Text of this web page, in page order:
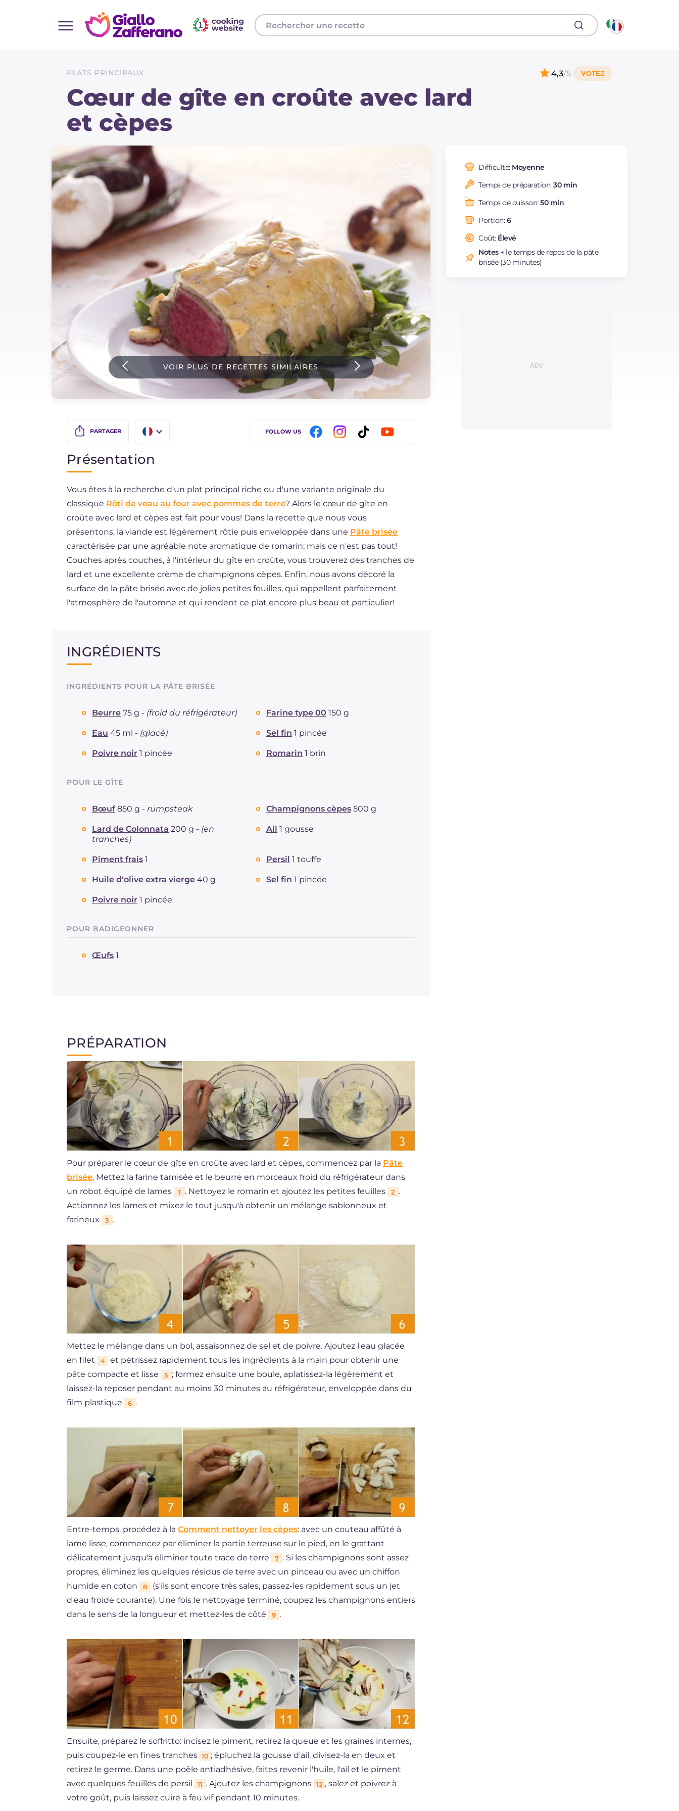
Toutes les recettes
Plats principaux
Accompagnement
Pizzas et focaccia
Gateaux et patisserie
Dernieres recettes
IT Website
YouTube
PLATS PRINCIPAUX
Cœur de gîte en croûte avec lard
et cèpes
4,3/5
VOIR PLUS DE RECETTES SIMILAIRES
PARTAGER
DE
BR
FOLLOW US
Difficulté: Moyenne
Temps de préparation:30 min
Temps de cuisson:50 min
Portion:6
Coût: Élevé
Notes+ le temps de repos de la pâte
brisée (30 minutes)
Présentation
Vous êtes à la recherche d'un plat principal riche ou d'une variante originale du
classique Rôti de veau au four avec pommes de terre? Alors le cœur de gîte en
croûte avec lard et cèpes est fait pour vous! Dans la recette que nous vous
présentons, la viande est légèrement rôtie puis enveloppée dans une Pâte brisée
caractérisée par une agréable note aromatique de romarin; mais ce n'est pas tout!
Couches après couches, à l'intérieur du gîte en croûte, vous trouverez des tranches de
lard et une excellente crème de champignons cèpes. Enfin, nous avons décoré la
surface de la pâte brisée avec de jolies petites feuilles, qui rappellent parfaitement
l'atmosphère de l'automne et qui rendent ce plat encore plus beau et particulier!
INGRÉDIENTS
INGRÉDIENTS POUR LA PÂTE BRISÉE
Beurre 75 g - (froid du réfrigérateur) Farine type 00 150 g
Eau 45 ml - (glacé) Sel fin 1 pincée
Poivre noir 1 pincée Romarin 1 brin
POUR LE GÎTE
Bœuf 850 g - rumpsteak Champignons cèpes 500 g
Lard de Colonnata 200 g - (en
tranches)
Ail 1 gousse
Piment frais 1 Persil 1 touffe
Huile d'olive extra vierge 40 g Sel fin 1 pincée
Poivre noir 1 pincée
POUR BADIGEONNER
Œufs 1
PRÉPARATION
Pour préparer le cœur de gîte en croûte avec lard et cèpes, commencez par la Pâte
brisée. Mettez la farine tamisée et le beurre en morceaux froid du réfrigérateur dans
un robot équipé de lames
1 . Nettoyez le romarin et ajoutez les petites feuilles 2 .
Actionnez les lames et mixez le tout jusqu'à obtenir un mélange sablonneux et
farineux
3 .
Mettez le mélange dans un bol, assaisonnez de sel et de poivre. Ajoutez l'eau glacée
en filet
4
et pétrissez rapidement tous les ingrédients à la main pour obtenir une
pâte compacte et lisse
5 ; formez ensuite une boule, aplatissez-la légèrement et
laissez-la reposer pendant au moins 30 minutes au réfrigérateur, enveloppée dans du
film plastique
6 .
Entre-temps, procédez à la Comment nettoyer les cèpes: avec un couteau affûté à
lame lisse, commencez par éliminer la partie terreuse sur le pied, en le grattant
délicatement jusqu'à éliminer toute trace de terre
7 . Si les champignons sont assez
propres, éliminez les quelques résidus de terre avec un pinceau ou avec un chiffon
humide en coton
8
(s'ils sont encore très sales, passez-les rapidement sous un jet
d'eau froide courante). Une fois le nettoyage terminé, coupez les champignons entiers
dans le sens de la longueur et mettez-les de côté
9 .
Ensuite, préparez le soffritto: incisez le piment, retirez la queue et les graines internes,
puis coupez-le en fines tranches 10 ; épluchez la gousse d'ail, divisez-la en deux et
retirez le germe. Dans une poêle antiadhésive, faites revenir l'huile, l'ail et le piment
avec quelques feuilles de persil
11 . Ajoutez les champignons 12 , salez et poivrez à
votre goût, puis laissez cuire à feu vif pendant 10 minutes.